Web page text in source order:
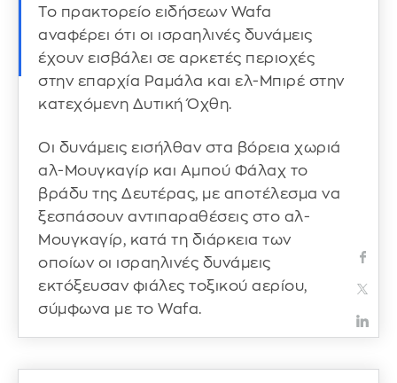
Το πρακτορείο ειδήσεων Wafa
αναφέρει ότι οι ισραηλινές δυνάμεις
έχουν εισβάλει σε αρκετές περιοχές
στην επαρχία Ραμάλα και ελ-Μπιρέ στην
κατεχόμενη Δυτική Όχθη.
Οι δυνάμεις εισήλθαν στα βόρεια χωριά
αλ-Μουγκαγίρ και Αμπού Φάλαχ το
βράδυ της Δευτέρας, με αποτέλεσμα να
ξεσπάσουν αντιπαραθέσεις στο αλ-
Μουγκαγίρ, κατά τη διάρκεια των
οποίων οι ισραηλινές δυνάμεις
εκτόξευσαν φιάλες τοξικού αερίου,
σύμφωνα με το Wafa.